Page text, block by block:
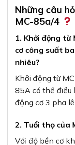
Những câu
MC-85a/4
1. Khởi động từ
cơ công suất
nhiêu?
Khởi động từ
85A có thể điều
động cơ 3 pha
2. Tuổi thọ của
Với độ bền cơ